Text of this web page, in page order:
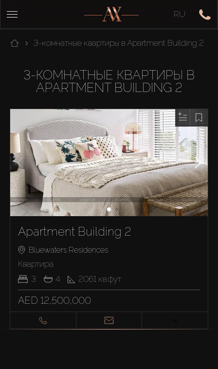
RU
3-комнатные квартиры в Apartment Building 2
3-КОМНАТНЫЕ КВАРТИРЫ В
APARTMENT BUILDING 2
Apartment Building 2
Bluewaters Residences
Квартира
3
4 2061 кв.фут
AED 12,500,000